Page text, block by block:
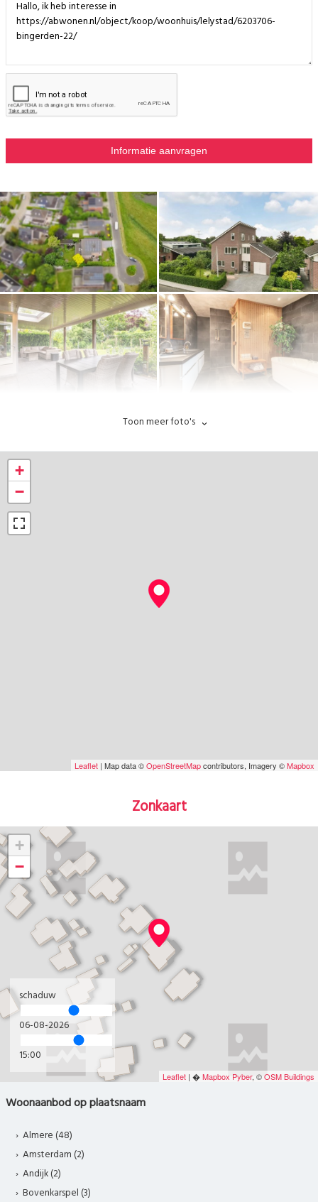
vloerverwarming
- mogelijkheid tot plaatsing lift in hal
- volledig geïsoleerd en voorzien van HR++ glas
- 36 zonnepanelen in eigendom- opbrengst 2023 = 9.800 Kwh
- winkels en gezondheidscentrum op fietsafstand
- aan de rand van Lelystad nabij natuurgebied Het Gelderse Hout
- parkeren voor meerdere autos op eigen terrein
- kindvriendelijke rustige wijk
- energielabel A+ voor lekker lage energiekosten
- notaris keuze koper, Lelystad
Wij willen je vragen om bij voorkeur DIGITAAL (via Funda of onze eigen
website) een bezichtiging aan te vragen. Vervolgens nemen wij contact
met je op om een afspraak in te plannen. Dank voor je medewerking.
Disclaimer:
Deze informatie is met zorg samengesteld en wordt je vrijblijvend
aangeboden. Over de juistheid en/of volledigheid ervan kunnen wij
echter geen aansprakelijkheid aanvaarden.
Toon meer foto's
+
−
Leaflet | Map data ©OpenStreetMapcontributors, Imagery ©Mapbox
Zonkaart
+
−
Leaflet | �Mapbox Pyber, ©OSM Buildings
schaduw
06-08-2026
15:00
Woonaanbod op plaatsnaam
Almere (48)
Amsterdam (2)
Andijk (2)
Bovenkarspel (3)